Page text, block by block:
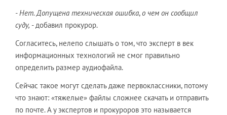
- Нет. Допущена техническая ошибка,о чем он сообщил
суду, - добавил прокурор.
Согласитесь, нелепо слышать о том, что эксперт в век
информационных технологий не смог правильно
определить размер аудиофайла.
Сейчас такое могут сделать даже первоклассники, потому
что знают: «тяжелые» файлы сложнее скачать и отправить
по почте. А у экспертов и прокуроров это называется